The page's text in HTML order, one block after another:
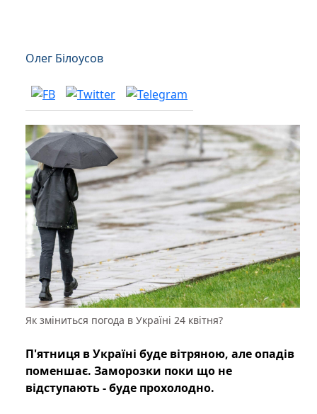
Олег Білоусов
Як зміниться погода в Україні 24 квітня?
П'ятниця в Україні буде вітряною, але опадів
поменшає. Заморозки поки що не
відступають - буде прохолодно.